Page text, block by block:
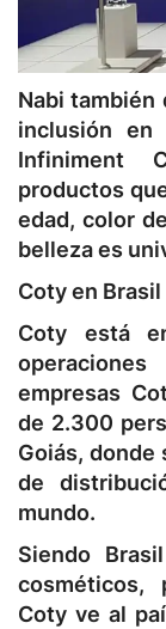
Nabi también
inclusión
Infiniment
productos
edad, color
belleza es
Coty en Brasil
Coty está
empresas
de 2.300
Goiás, donde
de
mundo.
Siendo
cosméticos,
Coty ve al